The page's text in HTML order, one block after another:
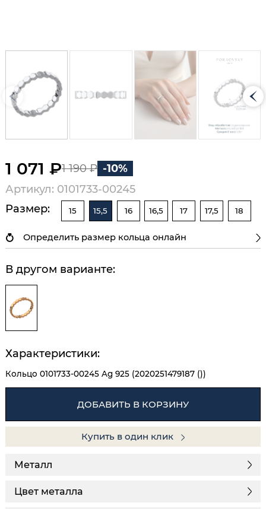
1 071 ₽1 190 ₽ -10%
Артикул: 0101733-00245
Размер:
15 15,5 16 16,5 17 17,5 18
Определить размер кольца онлайн
В другом варианте:
Характеристики:
Кольцо 0101733-00245 Ag 925 (2020251479187 ())
ДОБАВИТЬ В КОРЗИНУ
Купить в один клик
Металл
Цвет металла